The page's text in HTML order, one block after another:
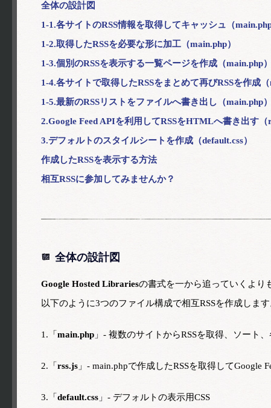
全体の設計図
1-1.各サイトのRSS情報を取得してキャッシュ（main.php
1-2.取得したRSSを必要な形に加工（main.php）
1-3.個別のRSSを表示する一覧ページを作成（main.php）
1-4.各サイトで取得したRSSをまとめて再びRSSを作成（
1-5.最新のRSSリストをファイルへ書き出し（main.php）
2.Google Feed APIを利用してRSSをHTMLへ書き出す（
3.デフォルトのスタイルシートを作成（default.css）
作成したRSSを表示する方法
相互RSSに参加してみませんか？
全体の設計図
Google Hosted Librariesの書式を一から追っていくより
以下のように3つのファイル構成で相互RSSを作成します
1.「 main.php 」- 複数のサイトからRSSを取得、ソート
2.「 rss.js 」- main.phpで作成したRSSを取得してGoogle
3.「 default.css 」- デフォルトの表示用CSS